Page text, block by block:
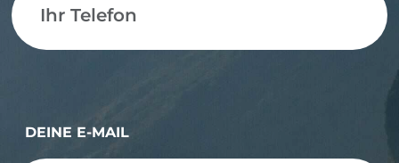
DEINE E-MAIL